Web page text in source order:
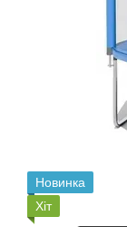
Новинка
Хіт